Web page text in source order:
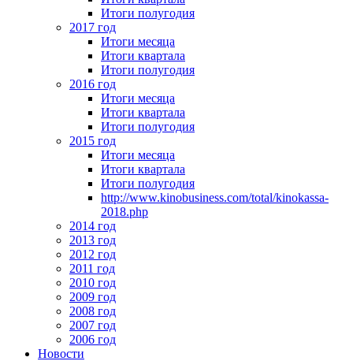
Итоги полугодия
2017 год
Итоги месяца
Итоги квартала
Итоги полугодия
2016 год
Итоги месяца
Итоги квартала
Итоги полугодия
2015 год
Итоги месяца
Итоги квартала
Итоги полугодия
http://www.kinobusiness.com/total/kinokassa-
2018.php
2014 год
2013 год
2012 год
2011 год
2010 год
2009 год
2008 год
2007 год
2006 год
Новости